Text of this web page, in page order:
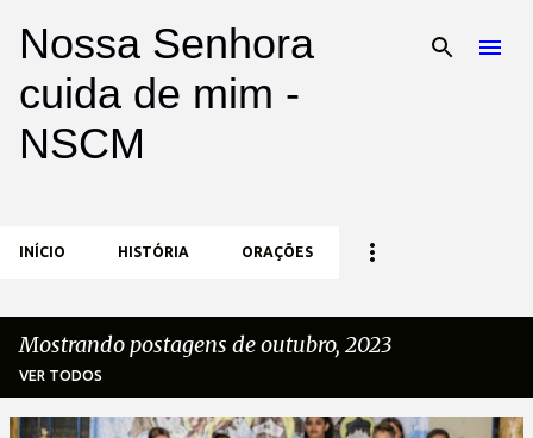
Pular para o conteúdo principal
Nossa Senhora
cuida de mim -
NSCM
INÍCIO HISTÓRIA ORAÇÕES
Mostrando postagens de outubro, 2023
VER TODOS